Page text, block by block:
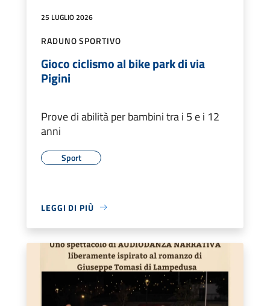
25 LUGLIO 2026
RADUNO SPORTIVO
Gioco ciclismo al bike park di via
Pigini
Prove di abilità per bambini tra i 5 e i 12
anni
Sport
LEGGI DI PIÙ